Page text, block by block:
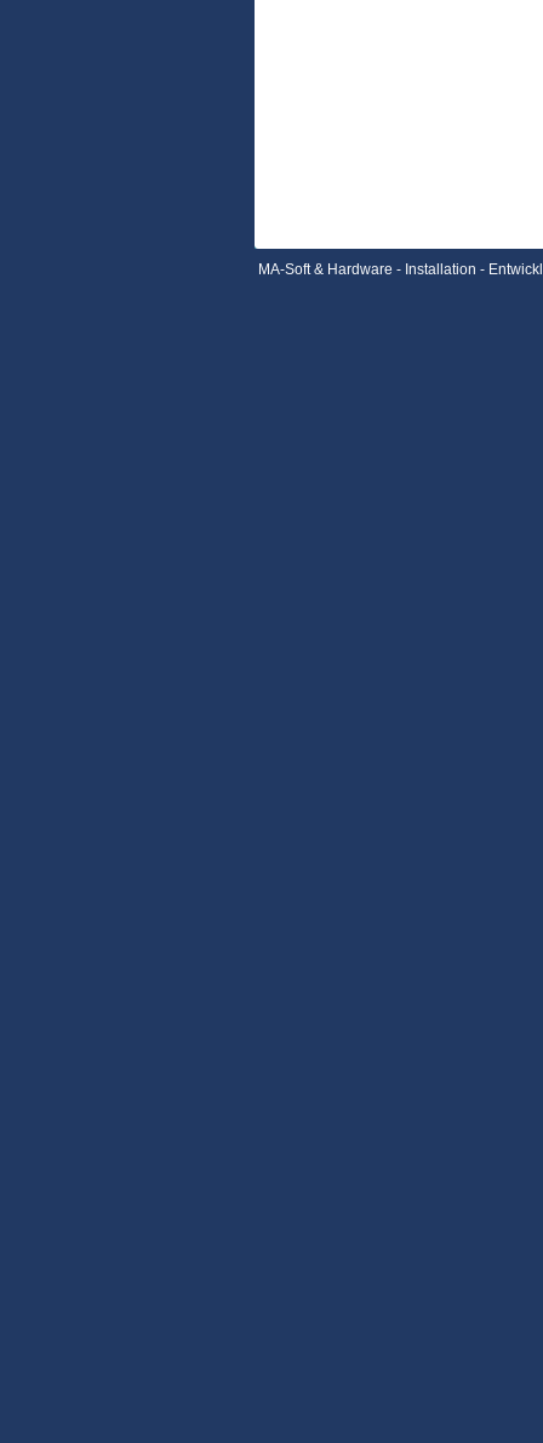
MA-Soft & Hardware - Installation -